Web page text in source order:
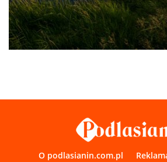
O podlasianin.com.pl